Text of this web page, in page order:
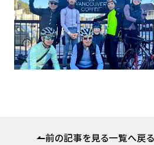
前の記事を見る一覧へ戻る